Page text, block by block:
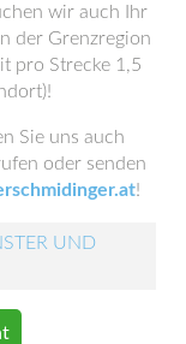
wir auch Ihr
der Grenzregion
pro Strecke 1,5
Sie uns auch
oder senden
!
UND